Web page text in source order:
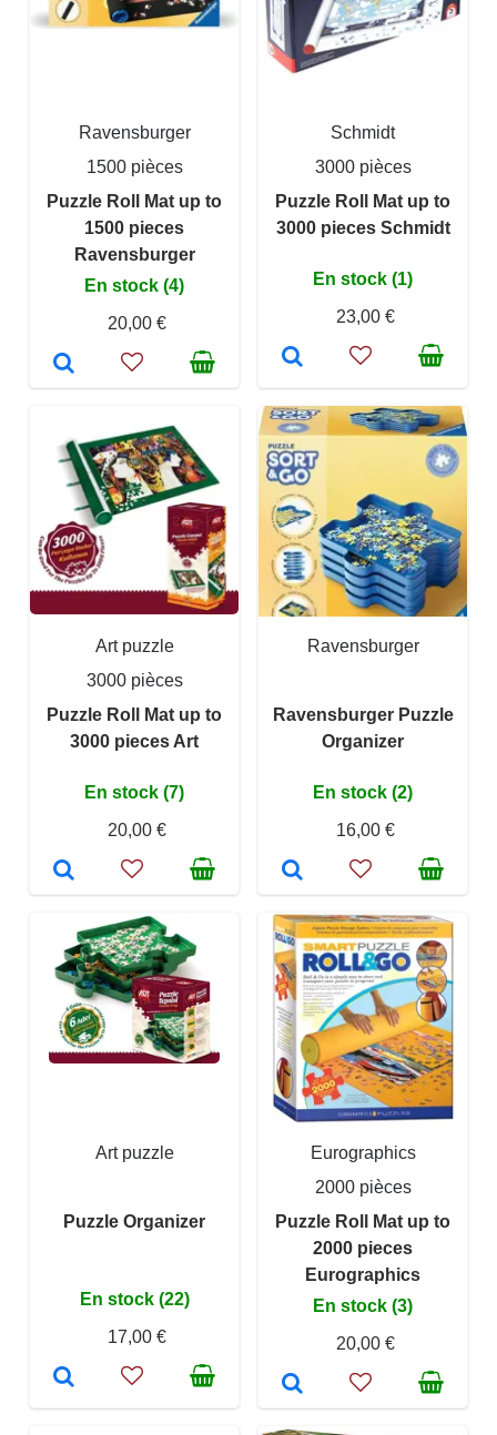
Ravensburger
1500 pièces
Puzzle Roll Mat up to
1500 pieces
Ravensburger
En stock (4)
20,00 €
Schmidt
3000 pièces
Puzzle Roll Mat up to
3000 pieces Schmidt
En stock (1)
23,00 €
Art puzzle
3000 pièces
Puzzle Roll Mat up to
3000 pieces Art
En stock (7)
20,00 €
Ravensburger
Ravensburger Puzzle
Organizer
En stock (2)
16,00 €
Art puzzle
Puzzle Organizer
En stock (22)
17,00 €
Eurographics
2000 pièces
Puzzle Roll Mat up to
2000 pieces
Eurographics
En stock (3)
20,00 €